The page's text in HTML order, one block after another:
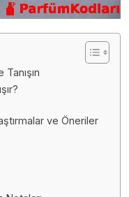
ve Öneriler